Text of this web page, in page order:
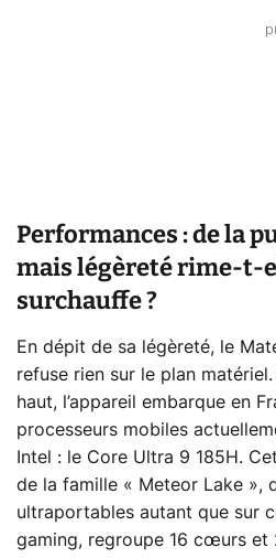
Performances : de la
mais légèreté rime-t-
surchauffe ?
En dépit de sa légèreté, le
refuse rien sur le plan
haut, l’appareil embarque en
processeurs mobiles
Intel : le Core Ultra 9 185H.
de la famille « Meteor Lake »,
ultraportables autant que sur
gaming, regroupe 16 cœurs et